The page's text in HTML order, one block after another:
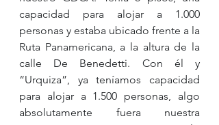
capacidad para alojar a 1.000
personas y estaba ubicado frente a la
Ruta Panamericana, a la altura de la
calle De Benedetti. Con él y
“Urquiza”, ya teníamos capacidad
para alojar a 1.500 personas, algo
absolutamente fuera nuestra